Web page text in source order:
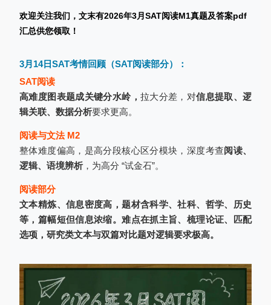
欢迎关注我们，文末有2026年3月SAT阅读M1真题及答案pdf
汇总供您领取！
3月14日SAT考情回顾（SAT阅读部分）：
SAT阅读
高难度图表题成关键分水岭， 拉大分差，对信息提取、逻
辑关联、数据分析要求更高。
阅读与文法 M2
整体难度偏高，是高分段核心区分模块，深度考查阅读、
逻辑、语境辨析 ，为高分 “试金石”。
阅读部分
文本精炼、信息密度高，题材含科学、社科、哲学、历史
等，篇幅短但信息浓缩。难点在抓主旨、梳理论证、匹配
选项，研究类文本与双篇对比题对逻辑要求极高。